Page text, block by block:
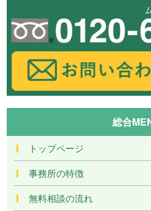
総合
トップページ
事務所の特徴
無料相談の流れ